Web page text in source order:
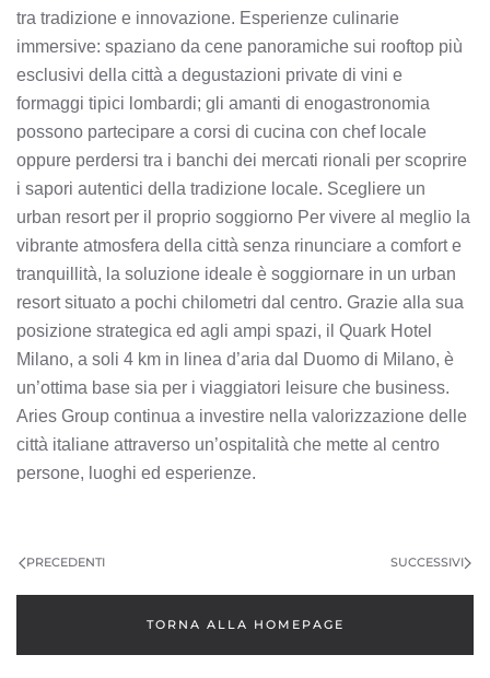
tra tradizione e innovazione. Esperienze culinarie
immersive: spaziano da cene panoramiche sui rooftop più
esclusivi della città a degustazioni private di vini e
formaggi tipici lombardi; gli amanti di enogastronomia
possono partecipare a corsi di cucina con chef locale
oppure perdersi tra i banchi dei mercati rionali per scoprire
i sapori autentici della tradizione locale. Scegliere un
urban resort per il proprio soggiorno Per vivere al meglio la
vibrante atmosfera della città senza rinunciare a comfort e
tranquillità, la soluzione ideale è soggiornare in un urban
resort situato a pochi chilometri dal centro. Grazie alla sua
posizione strategica ed agli ampi spazi, il Quark Hotel
Milano, a soli 4 km in linea d’aria dal Duomo di Milano, è
un’ottima base sia per i viaggiatori leisure che business.
Aries Group continua a investire nella valorizzazione delle
città italiane attraverso un’ospitalità che mette al centro
persone, luoghi ed esperienze.
PRECEDENTI SUCCESSIVI
TORNA ALLA HOMEPAGE